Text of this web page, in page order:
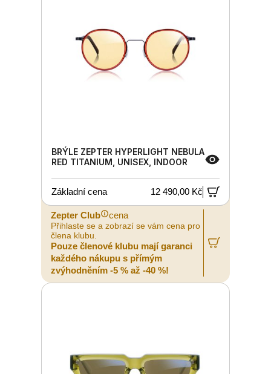
BRÝLE ZEPTER HYPERLIGHT NEBULA
RED TITANIUM, UNISEX, INDOOR
Základní cena 12 490,00 Kč
Zepter Club cena
Přihlaste se a zobrazí se vám cena pro
člena klubu.
Pouze členové klubu mají garanci
každého nákupu s přímým
zvýhodněním -5 % až -40 %!